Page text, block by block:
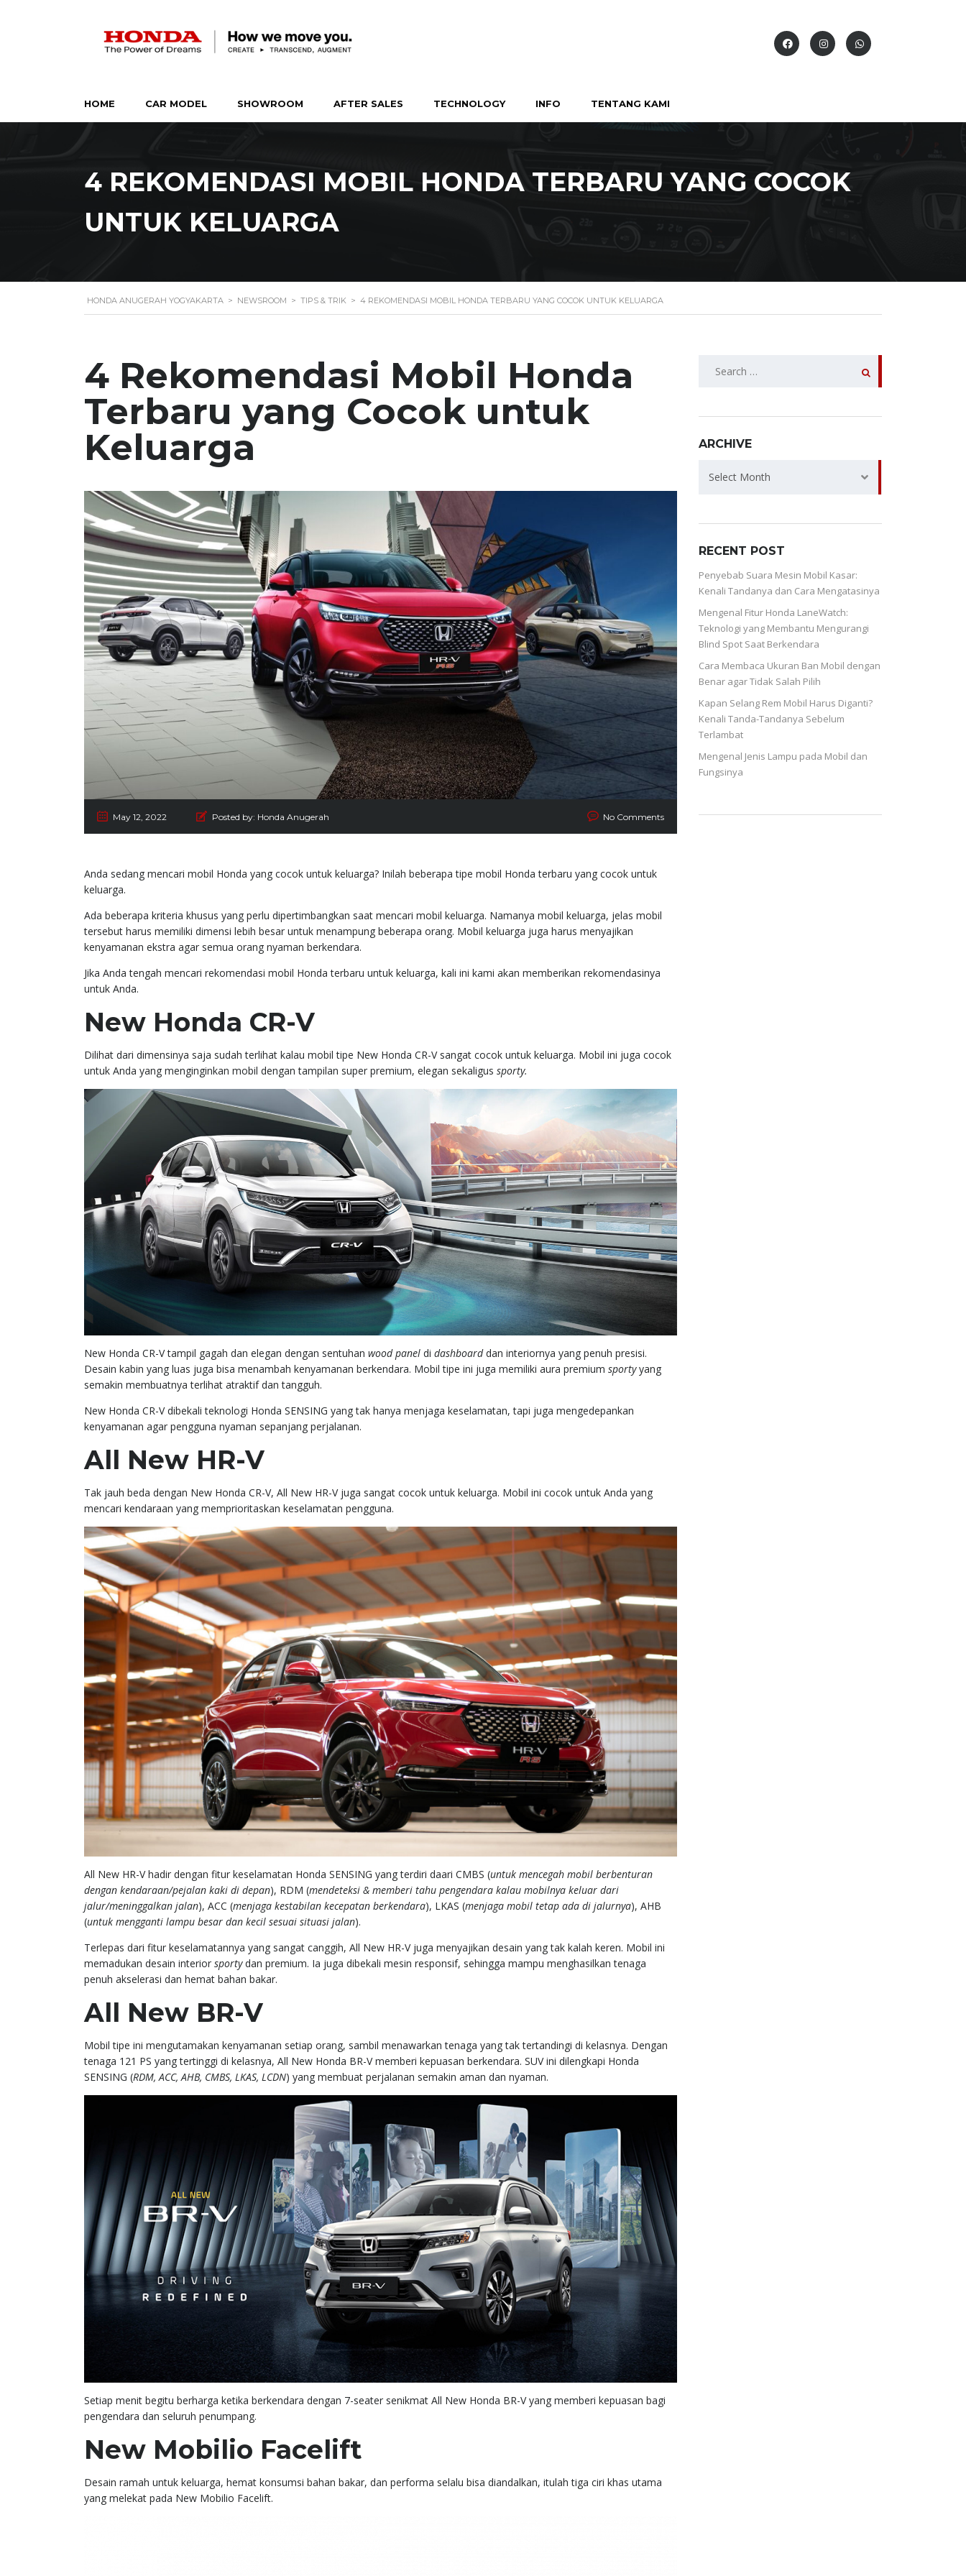
HOME CAR MODEL SHOWROOM AFTER SALES TECHNOLOGY INFO TENTANG KAMI
4 REKOMENDASI MOBIL HONDA TERBARU YANG COCOK
UNTUK KELUARGA
HONDA ANUGERAH YOGYAKARTA > NEWSROOM > TIPS & TRIK > 4 REKOMENDASI MOBIL HONDA TERBARU YANG COCOK UNTUK KELUARGA
4 Rekomendasi Mobil Honda
Terbaru yang Cocok untuk
Keluarga
May 12, 2022 Posted by: Honda Anugerah No Comments
Anda sedang mencari mobil Honda yang cocok untuk keluarga? Inilah beberapa tipe mobil Honda terbaru yang cocok untuk
keluarga.
Ada beberapa kriteria khusus yang perlu dipertimbangkan saat mencari mobil keluarga. Namanya mobil keluarga, jelas mobil
tersebut harus memiliki dimensi lebih besar untuk menampung beberapa orang. Mobil keluarga juga harus menyajikan
kenyamanan ekstra agar semua orang nyaman berkendara.
Jika Anda tengah mencari rekomendasi mobil Honda terbaru untuk keluarga, kali ini kami akan memberikan rekomendasinya
untuk Anda.
New Honda CR-V
Dilihat dari dimensinya saja sudah terlihat kalau mobil tipe New Honda CR-V sangat cocok untuk keluarga. Mobil ini juga cocok
untuk Anda yang menginginkan mobil dengan tampilan super premium, elegan sekaligus sporty.
New Honda CR-V tampil gagah dan elegan dengan sentuhan wood panel di dashboarddan interiornya yang penuh presisi.
Desain kabin yang luas juga bisa menambah kenyamanan berkendara. Mobil tipe ini juga memiliki aura premium sportyyang
semakin membuatnya terlihat atraktif dan tangguh.
New Honda CR-V dibekali teknologi Honda SENSING yang tak hanya menjaga keselamatan, tapi juga mengedepankan
kenyamanan agar pengguna nyaman sepanjang perjalanan.
All New HR-V
Tak jauh beda dengan New Honda CR-V, All New HR-V juga sangat cocok untuk keluarga. Mobil ini cocok untuk Anda yang
mencari kendaraan yang memprioritaskan keselamatan pengguna.
All New HR-V hadir dengan fitur keselamatan Honda SENSING yang terdiri daari CMBS (untuk mencegah mobil berbenturan
dengan kendaraan/pejalan kaki di depan), RDM (mendeteksi & memberi tahu pengendara kalau mobilnya keluar dari
jalur/meninggalkan jalan), ACC (menjaga kestabilan kecepatan berkendara), LKAS (menjaga mobil tetap ada di jalurnya), AHB
(untuk mengganti lampu besar dan kecil sesuai situasi jalan).
Terlepas dari fitur keselamatannya yang sangat canggih, All New HR-V juga menyajikan desain yang tak kalah keren. Mobil ini
memadukan desain interior sportydan premium. Ia juga dibekali mesin responsif, sehingga mampu menghasilkan tenaga
penuh akselerasi dan hemat bahan bakar.
All New BR-V
Mobil tipe ini mengutamakan kenyamanan setiap orang, sambil menawarkan tenaga yang tak tertandingi di kelasnya. Dengan
tenaga 121 PS yang tertinggi di kelasnya, All New Honda BR-V memberi kepuasan berkendara. SUV ini dilengkapi Honda
SENSING (RDM, ACC, AHB, CMBS, LKAS, LCDN) yang membuat perjalanan semakin aman dan nyaman.
Setiap menit begitu berharga ketika berkendara dengan 7-seater senikmat All New Honda BR-V yang memberi kepuasan bagi
pengendara dan seluruh penumpang.
New Mobilio Facelift
Desain ramah untuk keluarga, hemat konsumsi bahan bakar, dan performa selalu bisa diandalkan, itulah tiga ciri khas utama
yang melekat pada New Mobilio Facelift.
SEARCH
ARCHIVE
ARCHIVE
Select Month
RECENT POST
Penyebab Suara Mesin Mobil Kasar:
Kenali Tandanya dan Cara Mengatasinya
Mengenal Fitur Honda LaneWatch:
Teknologi yang Membantu Mengurangi
Blind Spot Saat Berkendara
Cara Membaca Ukuran Ban Mobil dengan
Benar agar Tidak Salah Pilih
Kapan Selang Rem Mobil Harus Diganti?
Kenali Tanda-Tandanya Sebelum
Terlambat
Mengenal Jenis Lampu pada Mobil dan
Fungsinya